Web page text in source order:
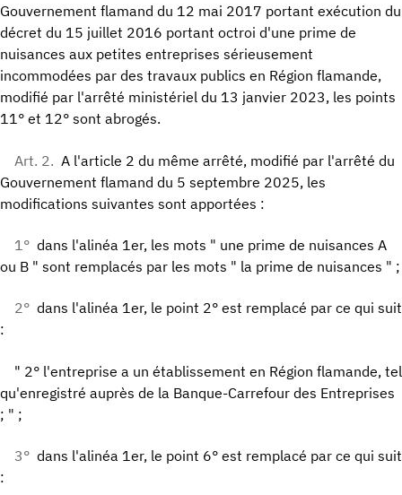
Gouvernement flamand du 12 mai 2017 portant exécution du
décret du 15 juillet 2016 portant octroi d'une prime de
nuisances aux petites entreprises sérieusement
incommodées par des travaux publics en Région flamande,
modifié par l'arrêté ministériel du 13 janvier 2023, les points
11° et 12° sont abrogés.
Art. 2. A l'article 2 du même arrêté, modifié par l'arrêté du
Gouvernement flamand du 5 septembre 2025, les
modifications suivantes sont apportées :
1° dans l'alinéa 1er, les mots " une prime de nuisances A
ou B " sont remplacés par les mots " la prime de nuisances " ;
2° dans l'alinéa 1er, le point 2° est remplacé par ce qui suit
:
" 2° l'entreprise a un établissement en Région flamande, tel
qu'enregistré auprès de la Banque-Carrefour des Entreprises
; " ;
3° dans l'alinéa 1er, le point 6° est remplacé par ce qui suit
: